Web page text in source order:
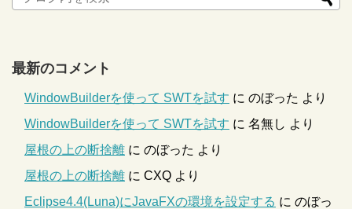
最新のコメント
WindowBuilderを使って SWTを試す に のぼった より
WindowBuilderを使って SWTを試す に 名無し より
屋根の上の断捨離 に のぼった より
屋根の上の断捨離 に CXQ より
Eclipse4.4(Luna)にJavaFXの環境を設定する に のぼっ